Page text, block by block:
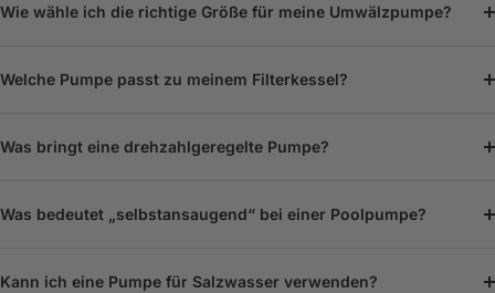
Wie wähle ich die richtige Größe für meine Umwälzpumpe?
Welche Pumpe passt zu meinem Filterkessel?
Was bringt eine drehzahlgeregelte Pumpe?
Was bedeutet „selbstansaugend“ bei einer Poolpumpe?
Kann ich eine Pumpe für Salzwasser verwenden?